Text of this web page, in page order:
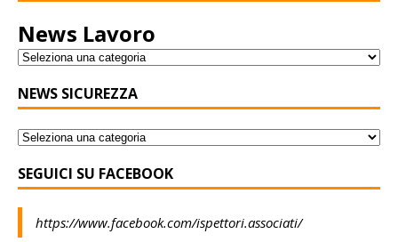
News Lavoro
NEWS SICUREZZA
SEGUICI SU FACEBOOK
https://www.facebook.com/ispettori.associati/